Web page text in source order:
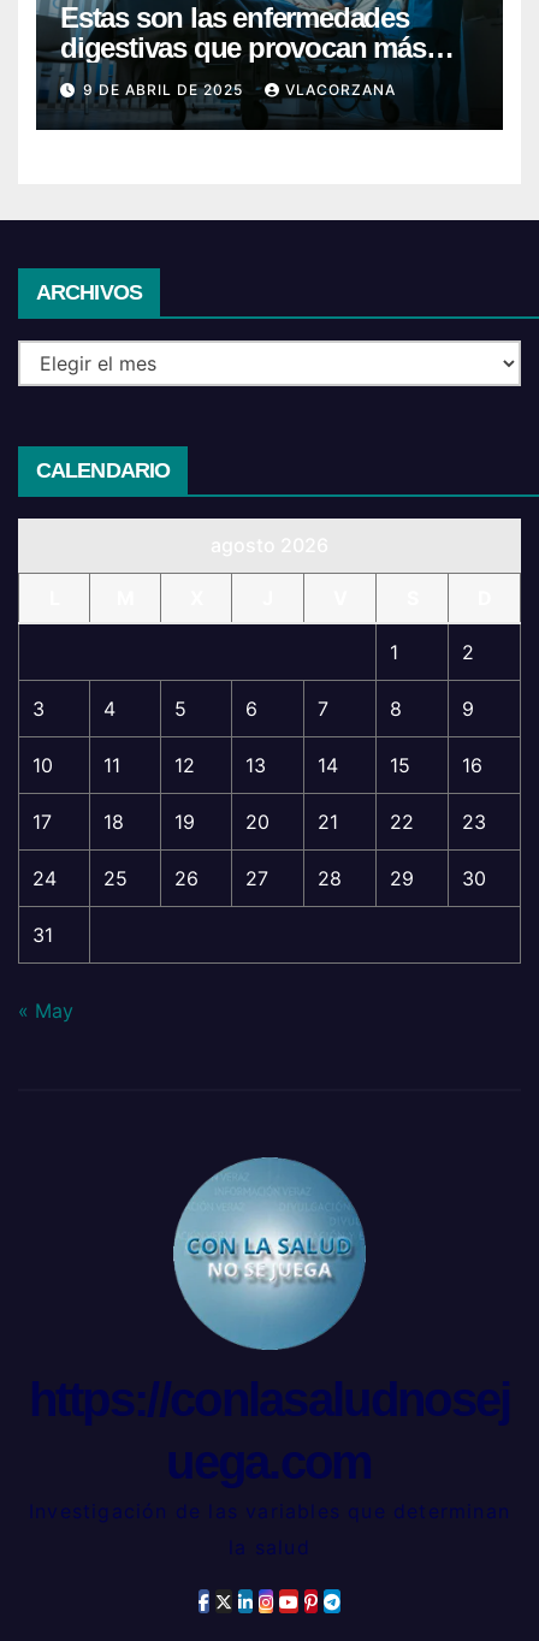
Estas son las enfermedades
digestivas que provocan más
hospitalizaciones en España
9 DE ABRIL DE 2025 VLACORZANA
ARCHIVOS
CALENDARIO
1 2
3 4 5 6 7 8 9
10 11 12 13 14 15 16
17 18 19 20 21 22 23
24 25 26 27 28 29 30
31
« May
https://conlasaludnosej
uega.com
Investigación de las variables que determinan
la salud